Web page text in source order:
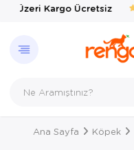
Üzeri Kargo Ücretsiz
GERI DÖN
Kedi
Evcil Hayvan
Ana Sayfa Köpek